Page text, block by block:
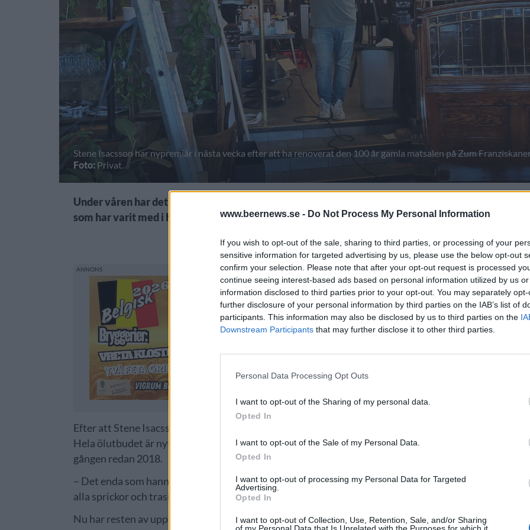
www.beernews.se - Do Not Process My Personal Information
If you wish to opt-out of the sale, sharing to third parties, or processing of your
sensitive information for targeted advertising by us, please use the below opt-out
confirm your selection. Please note that after your opt-out request is processed
continue seeing interest-based ads based on personal information utilized by us
information disclosed to third parties prior to your opt-out. You may separately
further disclosure of your personal information by third parties on the IAB’s list of
participants. This information may also be disclosed by us to third parties on the
Downstream Participants that may further disclose it to other third parties.
Personal Data Processing Opt Outs
I want to opt-out of the Sharing of my personal data.
Opted In
I want to opt-out of the Sale of my Personal Data.
Opted In
I want to opt-out of processing my Personal Data for Targeted
Advertising.
Opted In
I want to opt-out of Collection, Use, Retention, Sale, and/or Sharing
Stene Isacsson har nypremiär i nästa vecka efter att ha renoverat den 100 år gamla matsalen på Zum
Foto: Privat.
Under våren har det arbetats hårt på Zum Franziskaner. Nästa vecka är det nypremiär i matsalen
som har varit med i hela 110 år.
Efter att Stene Isacsson tog över Zum Franziskaner i Gamla Stan i Stockholm har det hänt en hel del.
Hela ölutbudet är nytt och lokalerna har fräschats upp i omgångar. Matsalen renoverades första
gången redan 2018.
– Det enda som hanns med i matsalen då var taket. Det tog i princip en månad att tvätta, samt laga
alla sprickor och trasig stuckatur, säger Isacsson.
Nu har resten av uppfräschningen färdigställts och det har varit ett drygt arbete.